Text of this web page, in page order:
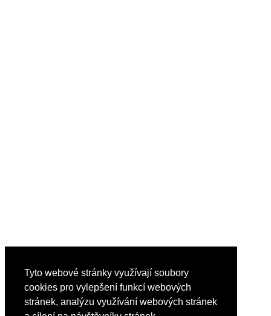
Tyto webové stránky využívají soubory
cookies pro vylepšení funkcí webových
stránek, analýzu využívání webových stránek